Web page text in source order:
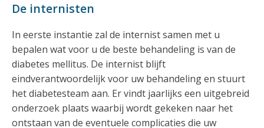
De internisten
In eerste instantie zal de internist samen met u
bepalen wat voor u de beste behandeling is van de
diabetes mellitus. De internist blijft
eindverantwoordelijk voor uw behandeling en stuurt
het diabetesteam aan. Er vindt jaarlijks een uitgebreid
onderzoek plaats waarbij wordt gekeken naar het
ontstaan van de eventuele complicaties die uw